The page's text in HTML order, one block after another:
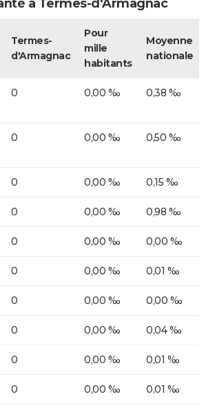
à Termes-d'Armagnac
Termes-
d'Armagnac
Pour
mille
habitants
Moyenne
nationale
0 0,00 ‰ 0,38 ‰
0 0,00 ‰ 0,50 ‰
0 0,00 ‰ 0,15 ‰
0 0,00 ‰ 0,98 ‰
0 0,00 ‰ 0,00 ‰
0 0,00 ‰ 0,01 ‰
0 0,00 ‰ 0,00 ‰
0 0,00 ‰ 0,04 ‰
0 0,00 ‰ 0,01 ‰
0 0,00 ‰ 0,01 ‰